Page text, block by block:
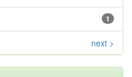
1
next >